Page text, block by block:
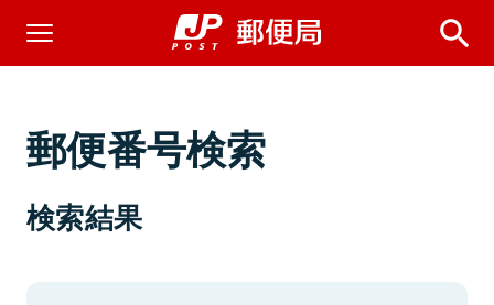
郵便番号検索
検索結果